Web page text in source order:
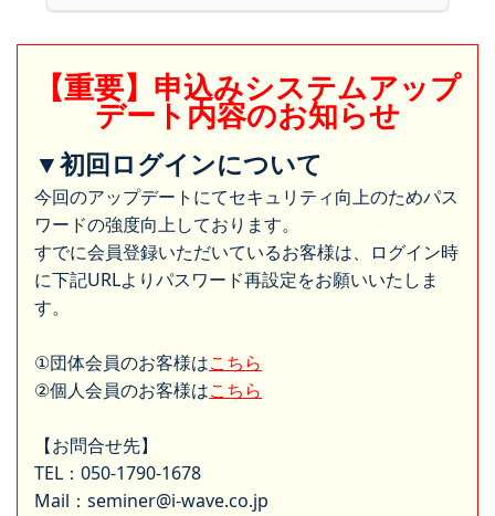
【重要】申込みシステムアップ
デート内容のお知らせ
▼初回ログインについて
今回のアップデートにてセキュリティ向上のためパス
ワードの強度向上しております。
すでに会員登録いただいているお客様は、ログイン時
に下記URLよりパスワード再設定をお願いいたしま
す。
①団体会員のお客様はこちら
②個人会員のお客様はこちら
【お問合せ先】
TEL：050-1790-1678
Mail：seminer@i-wave.co.jp